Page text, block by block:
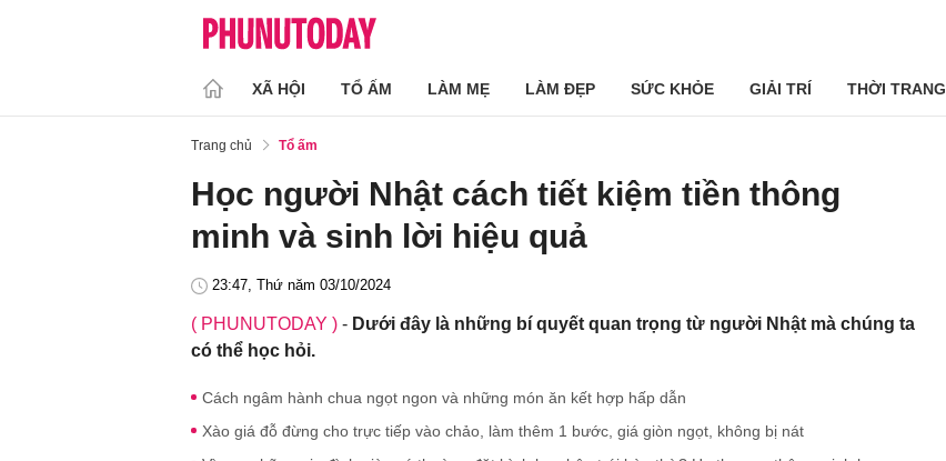
XÃ HỘI TỔ ẤM LÀM MẸ LÀM ĐẸP SỨC KHỎE GIẢI TRÍ THỜI TRANG
Trang chủ Tổ ấm
Học người Nhật cách tiết kiệm tiền thông
minh và sinh lời hiệu quả
23:47, Thứ năm 03/10/2024
( PHUNUTODAY ) - Dưới đây là những bí quyết quan trọng từ người Nhật mà chúng ta
có thể học hỏi.
Cách ngâm hành chua ngọt ngon và những món ăn kết hợp hấp dẫn
Xào giá đỗ đừng cho trực tiếp vào chảo, làm thêm 1 bước, giá giòn ngọt, không bị nát